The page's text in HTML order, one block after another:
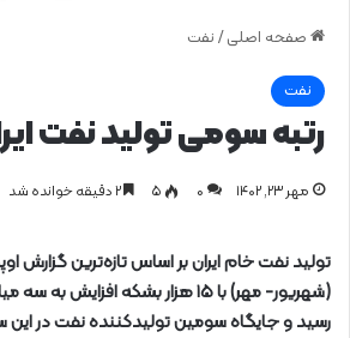
صفحه اصلی / نفت
نفت
رتبه سومی تولید نفت
مهر ۲۳, ۱۴۰۲ 0 ۵
تولید نفت خام ایران بر اساس تازه‌ترین گزارش
رسید و جایگاه سومین تولیدکننده نفت در این